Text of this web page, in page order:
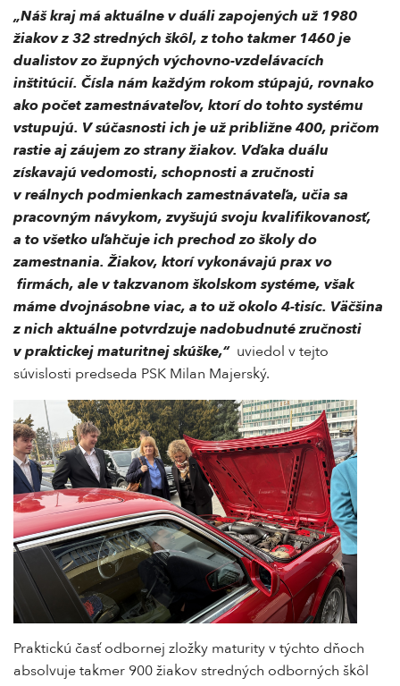
„Náš kraj má aktuálne v duáli zapojených už 1980
žiakov z 32 stredných škôl, z toho takmer 1460 je
dualistov zo župných výchovno-vzdelávacích
inštitúcií. Čísla nám každým rokom stúpajú, rovnako
ako počet zamestnávateľov, ktorí do tohto systému
vstupujú. V súčasnosti ich je už približne 400, pričom
rastie aj záujem zo strany žiakov. Vďaka duálu
získavajú vedomosti, schopnosti a zručnosti
v reálnych podmienkach zamestnávateľa, učia sa
pracovným návykom, zvyšujú svoju kvalifikovanosť,
a to všetko uľahčuje ich prechod zo školy do
zamestnania. Žiakov, ktorí vykonávajú prax vo
firmách, ale v takzvanom školskom systéme, však
máme dvojnásobne viac, a to už okolo 4-tisíc. Väčšina
z nich aktuálne potvrdzuje nadobudnuté zručnosti
v praktickej maturitnej skúške,“ uviedol v tejto
súvislosti predseda PSK Milan Majerský.
Praktickú časť odbornej zložky maturity v týchto dňoch
absolvuje takmer 900 žiakov stredných odborných škôl